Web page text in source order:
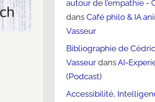
autour de l’empathie -
dansCafé philo & IA
Vasseur
Bibliographie de
Vasseur dansAI-
(Podcast)
Accessibilité,